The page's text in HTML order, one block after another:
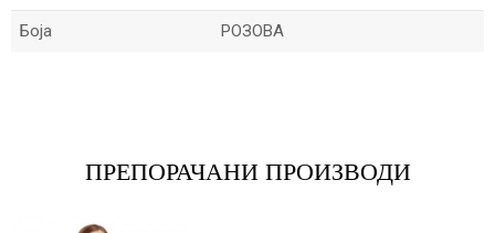
Боја РОЗОВА
ПРЕПОРАЧАНИ ПРОИЗВОДИ